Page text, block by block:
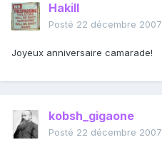
Hakill
Posté 22 décembre 2007
Joyeux anniversaire camarade!
kobsh_gigaone
Posté 22 décembre 2007